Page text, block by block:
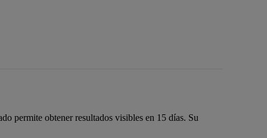
permite obtener resultados visibles en 15 días. Su